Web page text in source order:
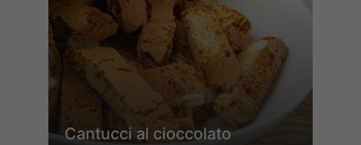
Cantucci al cioccolato